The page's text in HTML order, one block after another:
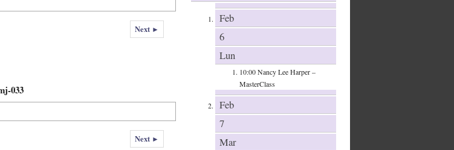
Next ►
033
Next ►
Feb
6
Lun
10:00Nancy Lee Harper –
MasterClass
Feb
7
Mar